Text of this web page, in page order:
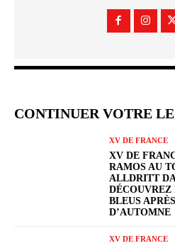
CONTINUER VOTRE
XV DE FRANCE
XV DE
RAMOS AU
ALLDRITT
DÉCOUVREZ
BLEUS
D’AUTOMNE
XV DE FRANCE